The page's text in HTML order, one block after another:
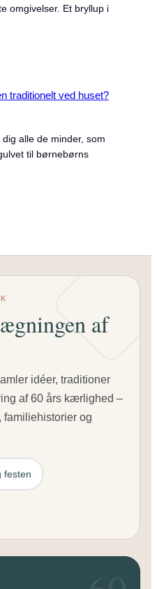
omgivelser. Et bryllup i
traditionelt ved huset?
alle de minder, som
til børnebørns
af
idéer, traditioner
af 60 års kærlighed –
familiehistorier og
festen